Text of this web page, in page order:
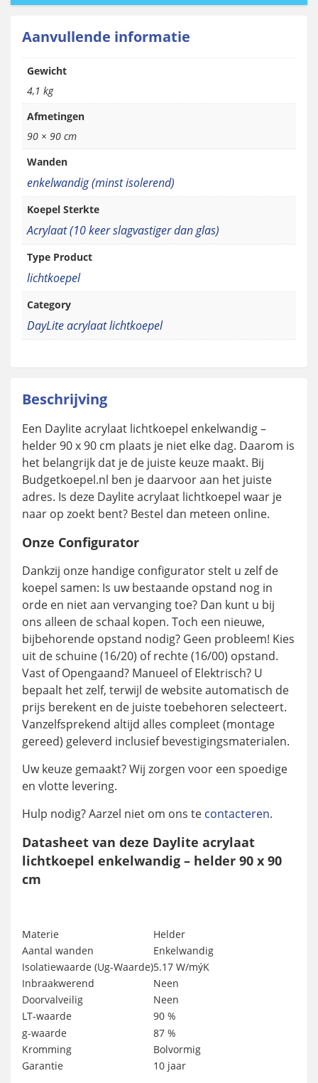
Aanvullende informatie
Gewicht
4,1 kg
Afmetingen
90 × 90 cm
Wanden
enkelwandig (minst isolerend)
Koepel Sterkte
Acrylaat (10 keer slagvastiger dan glas)
Type Product
lichtkoepel
Category
DayLite acrylaat lichtkoepel
Beschrijving
Een Daylite acrylaat lichtkoepel enkelwandig –
helder 90 x 90 cm plaats je niet elke dag. Daarom is
het belangrijk dat je de juiste keuze maakt. Bij
Budgetkoepel.nl ben je daarvoor aan het juiste
adres. Is deze Daylite acrylaat lichtkoepel waar je
naar op zoekt bent? Bestel dan meteen online.
Onze Configurator
Dankzij onze handige configurator stelt u zelf de
koepel samen: Is uw bestaande opstand nog in
orde en niet aan vervanging toe? Dan kunt u bij
ons alleen de schaal kopen. Toch een nieuwe,
bijbehorende opstand nodig? Geen probleem! Kies
uit de schuine (16/20) of rechte (16/00) opstand.
Vast of Opengaand? Manueel of Elektrisch? U
bepaalt het zelf, terwijl de website automatisch de
prijs berekent en de juiste toebehoren selecteert.
Vanzelfsprekend altijd alles compleet (montage
gereed) geleverd inclusief bevestigingsmaterialen.
Uw keuze gemaakt? Wij zorgen voor een spoedige
en vlotte levering.
Hulp nodig? Aarzel niet om ons te contacteren.
Datasheet van deze Daylite acrylaat
lichtkoepel enkelwandig – helder 90 x 90
cm
Materie
Helder
Aantal wanden
Enkelwandig
Isolatiewaarde (Ug-Waarde)5.17 W/mýK
Inbraakwerend
Neen
Doorvalveilig
Neen
LT-waarde
90 %
g-waarde
87 %
Kromming
Bolvormig
Garantie
10 jaar